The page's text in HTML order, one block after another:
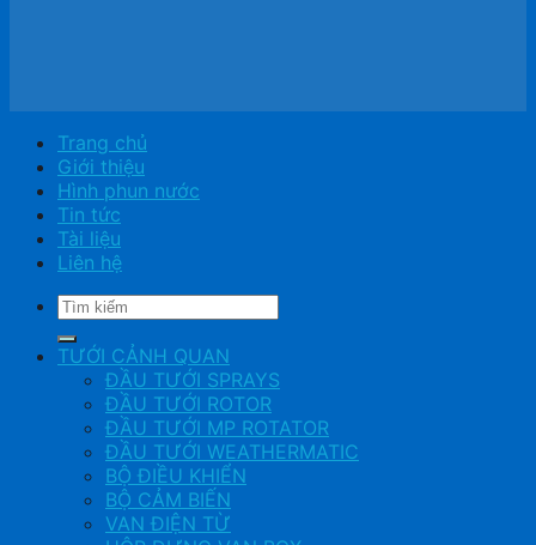
Trang chủ
Giới thiệu
Hình phun nước
Tin tức
Tài liệu
Liên hệ
Tìm
TƯỚI CẢNH QUAN
ĐẦU TƯỚI SPRAYS
ĐẦU TƯỚI ROTOR
ĐẦU TƯỚI MP ROTATOR
ĐẦU TƯỚI WEATHERMATIC
BỘ ĐIỀU KHIỂN
BỘ CẢM BIẾN
VAN ĐIỆN TỪ